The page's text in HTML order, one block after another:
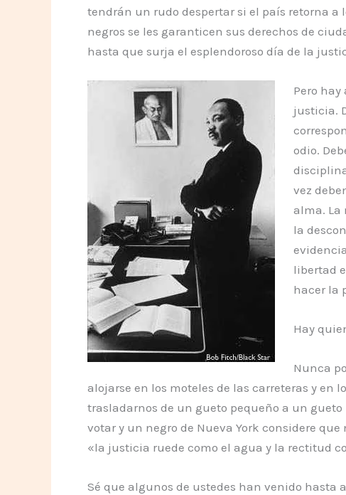
tendrán un rudo despertar si el país retorna a
negros se les garanticen sus derechos de
hasta que surja el esplendoroso día de la
Pero
justicia.
odio.
vez
alma. La
la
libertad
hacer la
Hay
Nunca
alojarse en los moteles de las carreteras y en
trasladarnos de un gueto pequeño a un
votar y un negro de Nueva York considere
«la justicia ruede como el agua y la rectitud
Sé que algunos de ustedes han venido hasta